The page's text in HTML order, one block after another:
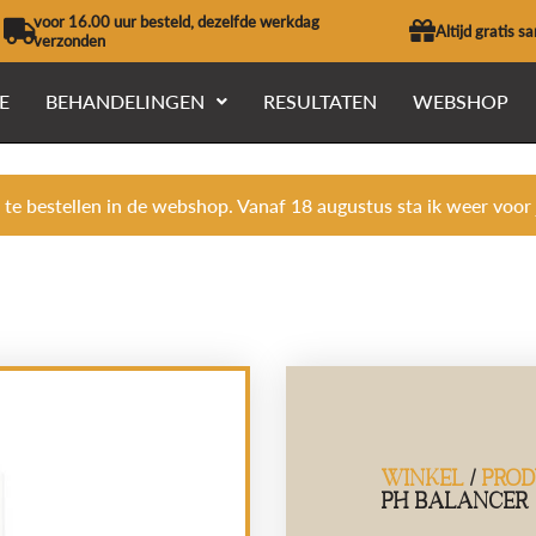
voor 16.00 uur besteld, dezelfde werkdag
verzonden
Altijd gratis
BEHANDELINGEN RESULTATEN WEBSHOP
bestellen in de webshop. Vanaf 18 augustus sta ik weer voor
WINKEL /
PH BALANCER